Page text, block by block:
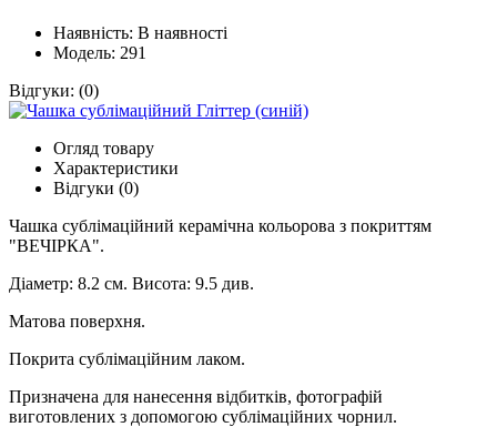
Наявність: В наявності
Модель: 291
Відгуки: (0)
Огляд товару
Характеристики
Відгуки (0)
Чашка сублімаційний керамічна кольорова з покриттям
"ВЕЧІРКА".
Діаметр: 8.2 см. Висота: 9.5 див.
Матова поверхня.
Покрита сублімаційним лаком.
Призначена для нанесення відбитків, фотографій
виготовлених з допомогою сублімаційних чорнил.